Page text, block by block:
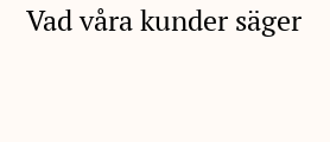
Vad våra kunder säger